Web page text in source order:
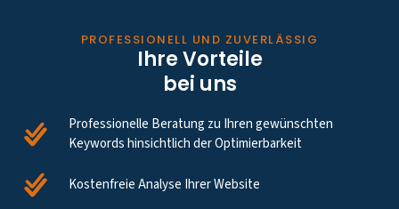
PROFESSIONELL UND ZUVERLÄSSIG
Ihre Vorteile
bei uns
Professionelle Beratung zu Ihren gewünschten
Keywords hinsichtlich der Optimierbarkeit
Kostenfreie Analyse Ihrer Website